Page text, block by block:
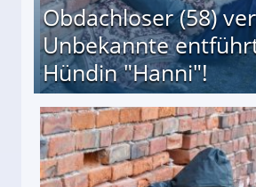
Obdachloser (58)
Unbekannte
Hündin "Hanni"!
entführten seine Hündin "Hanni"!